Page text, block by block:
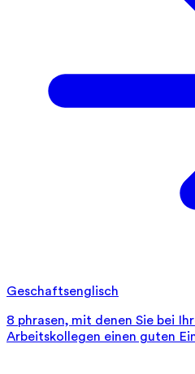
Geschaftsenglisch
8 phrasen, mit denen Sie bei
Arbeitskollegen einen guten